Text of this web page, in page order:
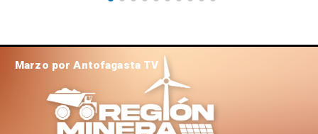
Marzo por Antofagasta TV